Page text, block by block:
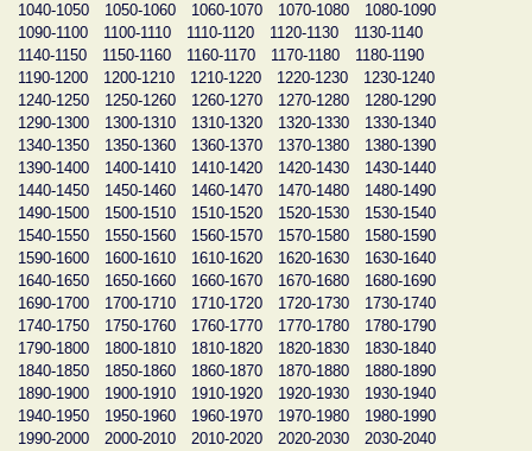
1040-1050
1050-1060 1060-1070 1070-1080
1080-1090
1090-1100
1100-1110 1110-1120 1120-1130
1130-1140
1140-1150
1150-1160 1160-1170 1170-1180
1180-1190
1190-1200
1200-1210 1210-1220 1220-1230
1230-1240
1240-1250
1250-1260 1260-1270 1270-1280
1280-1290
1290-1300
1300-1310 1310-1320 1320-1330
1330-1340
1340-1350
1350-1360 1360-1370 1370-1380
1380-1390
1390-1400
1400-1410 1410-1420 1420-1430
1430-1440
1440-1450
1450-1460 1460-1470 1470-1480
1480-1490
1490-1500
1500-1510 1510-1520 1520-1530
1530-1540
1540-1550
1550-1560 1560-1570 1570-1580
1580-1590
1590-1600
1600-1610 1610-1620 1620-1630
1630-1640
1640-1650
1650-1660 1660-1670 1670-1680
1680-1690
1690-1700
1700-1710 1710-1720 1720-1730
1730-1740
1740-1750
1750-1760 1760-1770 1770-1780
1780-1790
1790-1800
1800-1810 1810-1820 1820-1830
1830-1840
1840-1850
1850-1860 1860-1870 1870-1880
1880-1890
1890-1900
1900-1910 1910-1920 1920-1930
1930-1940
1940-1950
1950-1960 1960-1970 1970-1980
1980-1990
1990-2000
2000-2010 2010-2020 2020-2030
2030-2040